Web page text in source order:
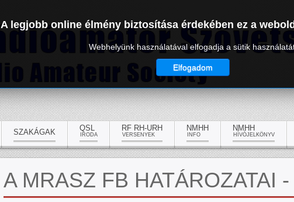
SZAKÁGAK QSL
IRODA
RF RH-URH
VERSENYEK
NMHH
INFO
NMHH
HÍVÓJELKÖNYV
A MRASZ FB HATÁROZATAI
A legjobb online élmény biztosítása érdekében ez a
Webhelyünk használatával elfogadja a sütik
Elfogadom